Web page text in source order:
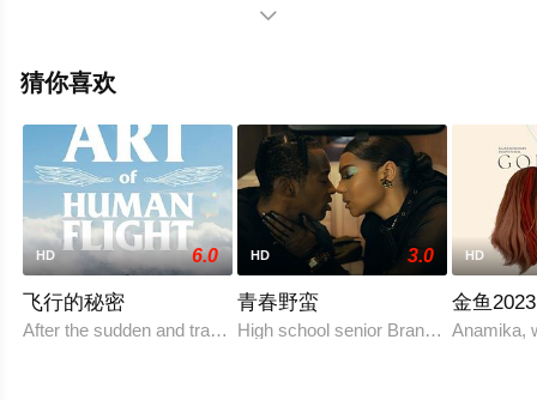
本电影，手机免费观看高清未删减完整版电影大全就上星
情网等平台了解。

猜你喜欢
HD 6.0
飞行的秘密
After the sudden and tragic loss of his wife, Ben (Gra
HD 3.0
青春野蛮
High school senior Brandon is
HD
金鱼2023
Anamika,